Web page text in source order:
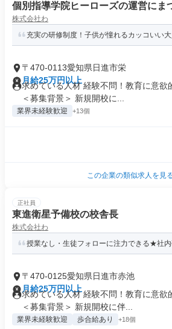
個別指導学院ヒーローズの運営にま
株式会社わ
充実の研修制度！子供が憧れるカッコいい
〒470-0113愛知県日進市栄
月給25万円以上
求めている人材 経験不問！教育に意欲
＜募集背景＞ 新規開校に...
業界未経験歓迎 +13個
この企業の類似求人を見
正社員
東進衛星予備校の校舎長
株式会社わ
授業なし・生徒フォローに注力できる★社
〒470-0125愛知県日進市赤池
月給25万円以上
求めている人材 経験不問！教育に意欲
＜募集背景＞ 新規開校に伴...
業界未経験歓迎 歩合給あり +18個